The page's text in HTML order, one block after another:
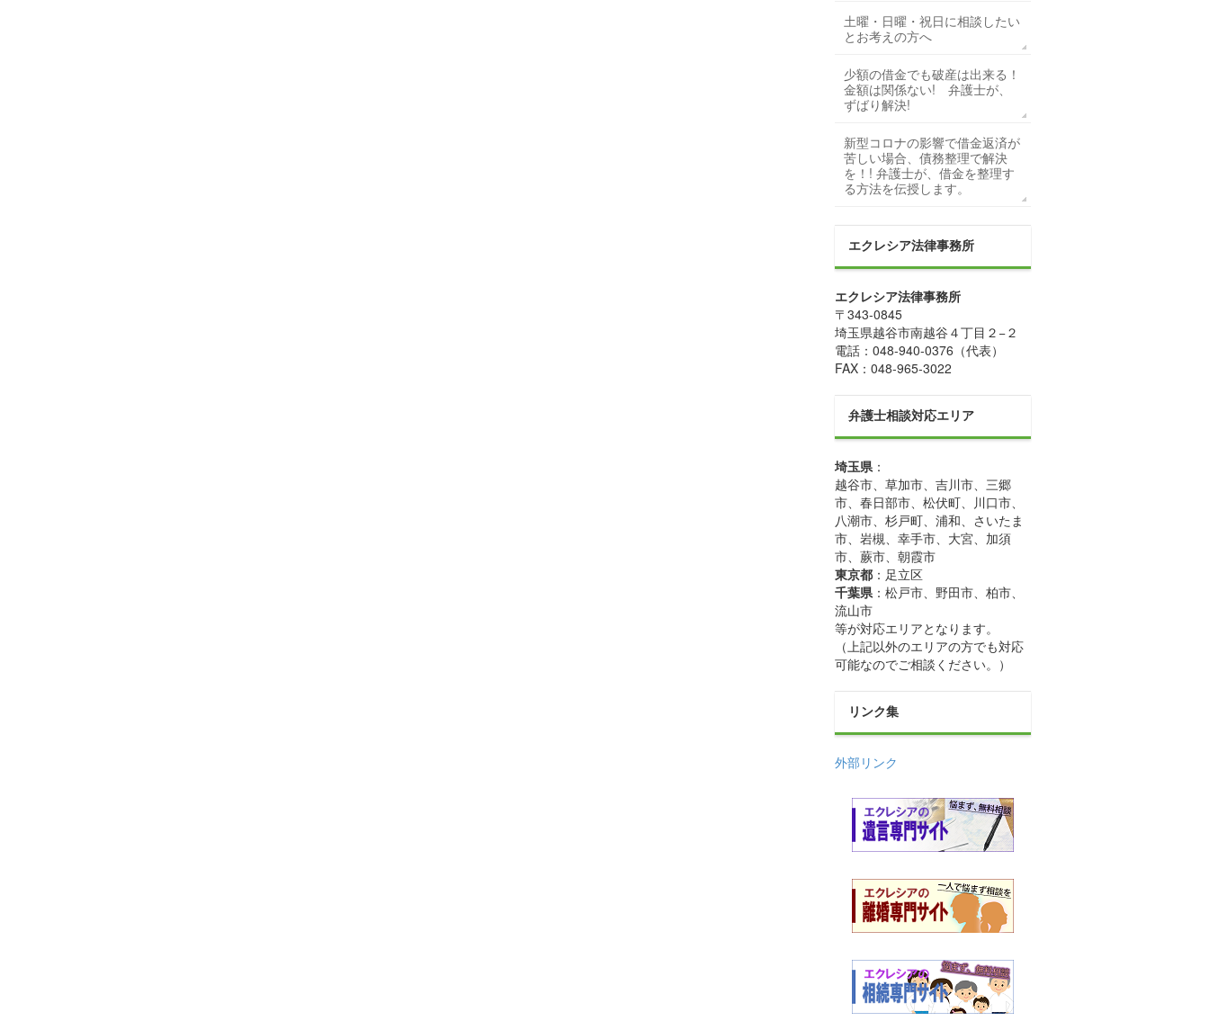
土曜・日曜・祝日に相談したい
とお考えの方へ
少額の借金でも破産は出来る！
金額は関係ない! 弁護士が、
ずばり解決!
新型コロナの影響で借金返済が
苦しい場合、債務整理で解決
を！! 弁護士が、借金を整理す
る方法を伝授します。
エクレシア法律事務所
エクレシア法律事務所
〒 343-0845
埼玉県越谷市南越谷４丁目２−２
電話： 048-940-0376 （代表）
FAX： 048-965-3022
弁護士相談対応エリア
埼玉県：
越谷市、草加市、吉川市、三郷
市、春日部市、松伏町、川口市、
八潮市、杉戸町、浦和、さいたま
市、岩槻、幸手市、大宮、加須
市、蕨市、朝霞市
東京都 ：足立区
千葉県：松戸市、野田市、柏市、
流山市
等が対応エリアとなります。
（上記以外のエリアの方でも対応
可能なのでご相談ください。）
リンク集
外部リンク